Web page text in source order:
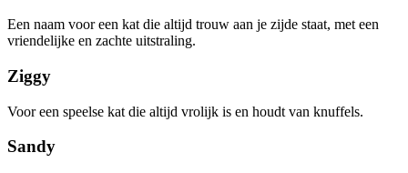
Een naam voor een kat die altijd trouw aan je zijde staat, met een
vriendelijke en zachte uitstraling.
Ziggy
Voor een speelse kat die altijd vrolijk is en houdt van knuffels.
Sandy